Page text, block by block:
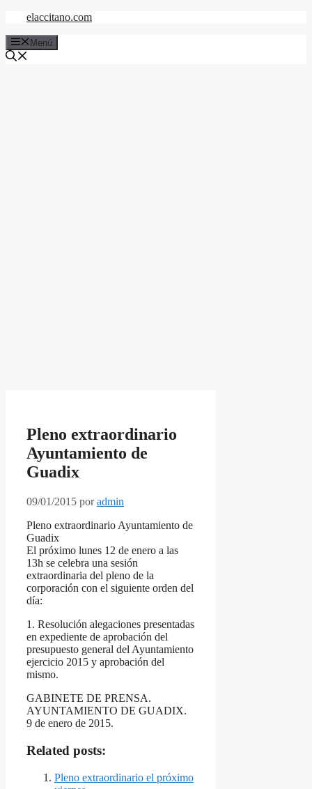
Saltar
contenido
elaccitano.com
Menú
Pleno extraordinario
Ayuntamiento de
Guadix
09/01/2015 poradmin
Pleno extraordinario Ayuntamiento de
Guadix
El próximo lunes 12 de enero a las
13h se celebra una sesión
extraordinaria del pleno de la
corporación con el siguiente orden del
día:
1. Resolución alegaciones presentadas
en expediente de aprobación del
presupuesto general del Ayuntamiento
ejercicio 2015 y aprobación del
mismo.
GABINETE DE PRENSA.
AYUNTAMIENTO DE GUADIX.
9 de enero de 2015.
Related posts:
Pleno extraordinario el próximo